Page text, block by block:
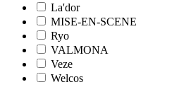
La'dor
MISE-EN-SCENE
Ryo
VALMONA
Veze
Welcos